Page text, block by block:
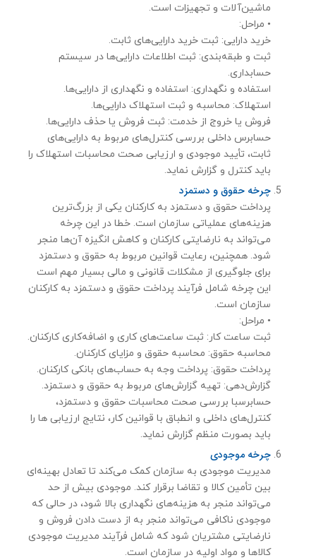
ماشین‌آلات و تجهیزات است.
• مراحل:
خرید دارایی: ثبت خرید دارایی‌های ثابت.
ثبت و طبقه‌بندی: ثبت اطلاعات دارایی‌ها در سیستم
حسابداری.
استفاده و نگهداری: استفاده و نگهداری از دارایی‌ها.
استهلاک: محاسبه و ثبت استهلاک دارایی‌ها.
فروش یا خروج از خدمت: ثبت فروش یا حذف دارایی‌ها.
حسابرس داخلی بررسی کنترل‌های مربوط به دارایی‌های
ثابت، تأیید موجودی و ارزیابی صحت محاسبات استهلاک را
باید كنترل و گزارش نماید.
چرخه حقوق و دستمزد
پرداخت حقوق و دستمزد به کارکنان یکی از بزرگ‌ترین
هزینه‌های عملیاتی سازمان است. خطا در این چرخه
می‌تواند به نارضایتی کارکنان و کاهش انگیزه آن‌ها منجر
شود. همچنین، رعایت قوانین مربوط به حقوق و دستمزد
برای جلوگیری از مشکلات قانونی و مالی بسیار مهم است
این چرخه شامل فرآیند پرداخت حقوق و دستمزد به کارکنان
سازمان است.
• مراحل:
ثبت ساعت کار: ثبت ساعت‌های کاری و اضافه‌کاری کارکنان.
محاسبه حقوق: محاسبه حقوق و مزایای کارکنان.
پرداخت حقوق: پرداخت وجه به حساب‌های بانکی کارکنان.
گزارش‌دهی: تهیه گزارش‌های مربوط به حقوق و دستمزد.
حسابرسبا بررسی صحت محاسبات حقوق و دستمزد،
کنترل‌های داخلی و انطباق با قوانین کار، نتایج ارزیابی ها را
باید بصورت منظم گزارش نماید.
چرخه موجودی
مدیریت موجودی به سازمان کمک می‌کند تا تعادل بهینه‌ای
بین تأمین کالا و تقاضا برقرار کند. موجودی بیش از حد
می‌تواند منجر به هزینه‌های نگهداری بالا شود، در حالی که
موجودی ناکافی می‌تواند منجر به از دست دادن فروش و
نارضایتی مشتریان شود كه شامل فرآیند مدیریت موجودی
کالاها و مواد اولیه در سازمان است.